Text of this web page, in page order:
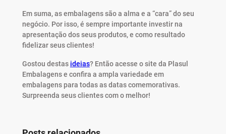
Em suma, as embalagens são a alma e a “cara” do seu
negócio. Por isso, é sempre importante investir na
apresentação dos seus produtos, e como resultado
fidelizar seus clientes!
Gostou destas ideias? Então acesse o site da Plasul
Embalagens e confira a ampla variedade em
embalagens para todas as datas comemorativas.
Surpreenda seus clientes com o melhor!